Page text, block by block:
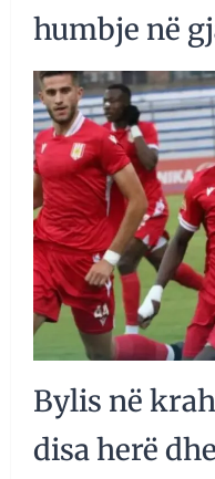
humbje në
Bylis në
disa herë